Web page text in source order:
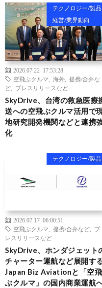
テクノロジー/製品
経営/業界動向
2026.07.22 17:53:28
空飛ぶクルマ
海外
提携/合弁な
ど
プレスリリースなど
SkyDrive、台湾の救急医療
送への空飛ぶクルマ活用で
地研究開発機関などと連携
化
テクノロジー/製品
2026.07.17 06:00:51
空飛ぶクルマ
提携/合弁など
プ
レスリリースなど
SkyDrive、ホンダジェット
チャーター運航など展開す
Japan Biz Aviationと「空飛
ぶクルマ」の国内商業運航